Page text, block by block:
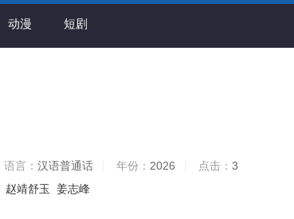
动漫 短剧
语言： 汉语普通话 年份： 2026 点击： 3
赵靖舒玉
姜志峰